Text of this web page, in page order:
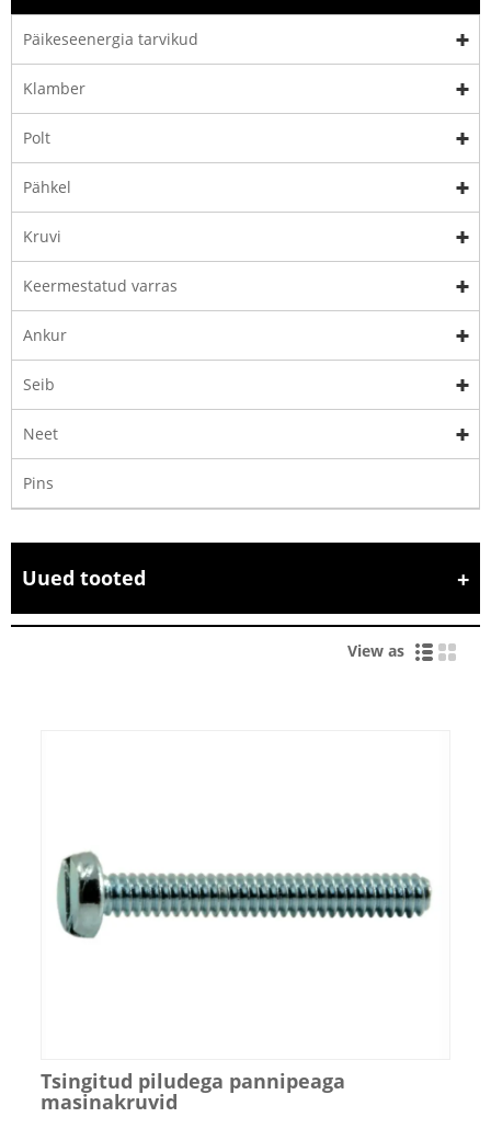
Päikeseenergia tarvikud
Klamber
Polt
Pähkel
Kruvi
Keermestatud varras
Ankur
Seib
Neet
Pins
Uued tooted
View as
Tsingitud piludega pannipeaga
masinakruvid